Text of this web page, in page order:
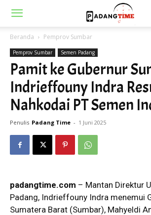
Beranda Pemprov Sumbar
Pemprov Sumbar Semen Padang
Pamit ke Gubernur
Indrieffouny Indra
Nahkodai PT Semen
Penulis Padang Time - 1 Juni 2025
padangtime.com – Mantan Direktur
Padang, Indrieffouny Indra menemui
Sumatera Barat (Sumbar), Mahyeldi